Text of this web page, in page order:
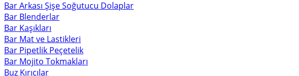
Bar Arkası Şişe Soğutucu Dolaplar
Bar Blenderlar
Bar Kaşıkları
Bar Mat ve Lastikleri
Bar Pipetlik Peçetelik
Bar Mojito Tokmakları
Buz Kırıcılar